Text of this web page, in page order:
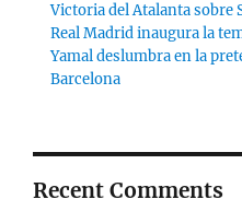
Victoria del Atalanta sobre
Real Madrid inaugura la
Yamal deslumbra en la
Barcelona
Recent Comments